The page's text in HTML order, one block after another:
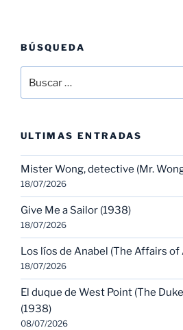
BÚSQUEDA
por:
ULTIMAS ENTRADAS
Mister Wong, detective (Mr.
18/07/2026
Give Me a Sailor (1938)
18/07/2026
Los líos de Anabel (The Affairs of
18/07/2026
El duque de West Point (The
(1938)
08/07/2026